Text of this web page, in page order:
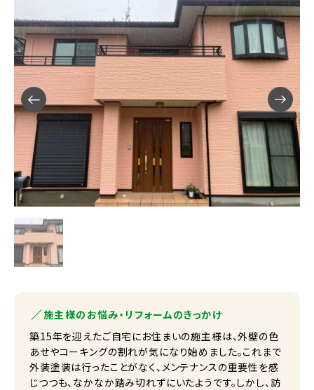
施主様のお悩み・リフォームのきっかけ
築15年を迎えたご自宅にお住まいの施主様は、外壁の色
あせやコーキングの割れが気になり始めました。これまで
外装塗装は行ったことがなく、メンテナンスの重要性を感
じつつも、なかなか踏み切れずにいたようです。しかし、訪